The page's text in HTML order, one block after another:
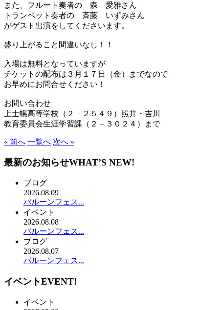
また、フルート奏者の 森 愛雅さん
トランペット奏者の 斉藤 いずみさん
がゲスト出演をしてくださいます。
盛り上がること間違いなし！！
入場は無料となっていますが
チケットの配布は３月１７日（金）までなので
お早めにお問合せください！
お問い合わせ
上士幌高等学校（２－２５４９）照井・吉川
教育委員会生涯学習課（２－３０２４）まで
« 前へ 一覧へ 次へ »
最新のお知らせWHAT’S NEW!
ブログ
2026.08.09
バルーンフェス...
イベント
2026.08.08
バルーンフェス...
ブログ
2026.08.07
バルーンフェス...
イベントEVENT!
イベント